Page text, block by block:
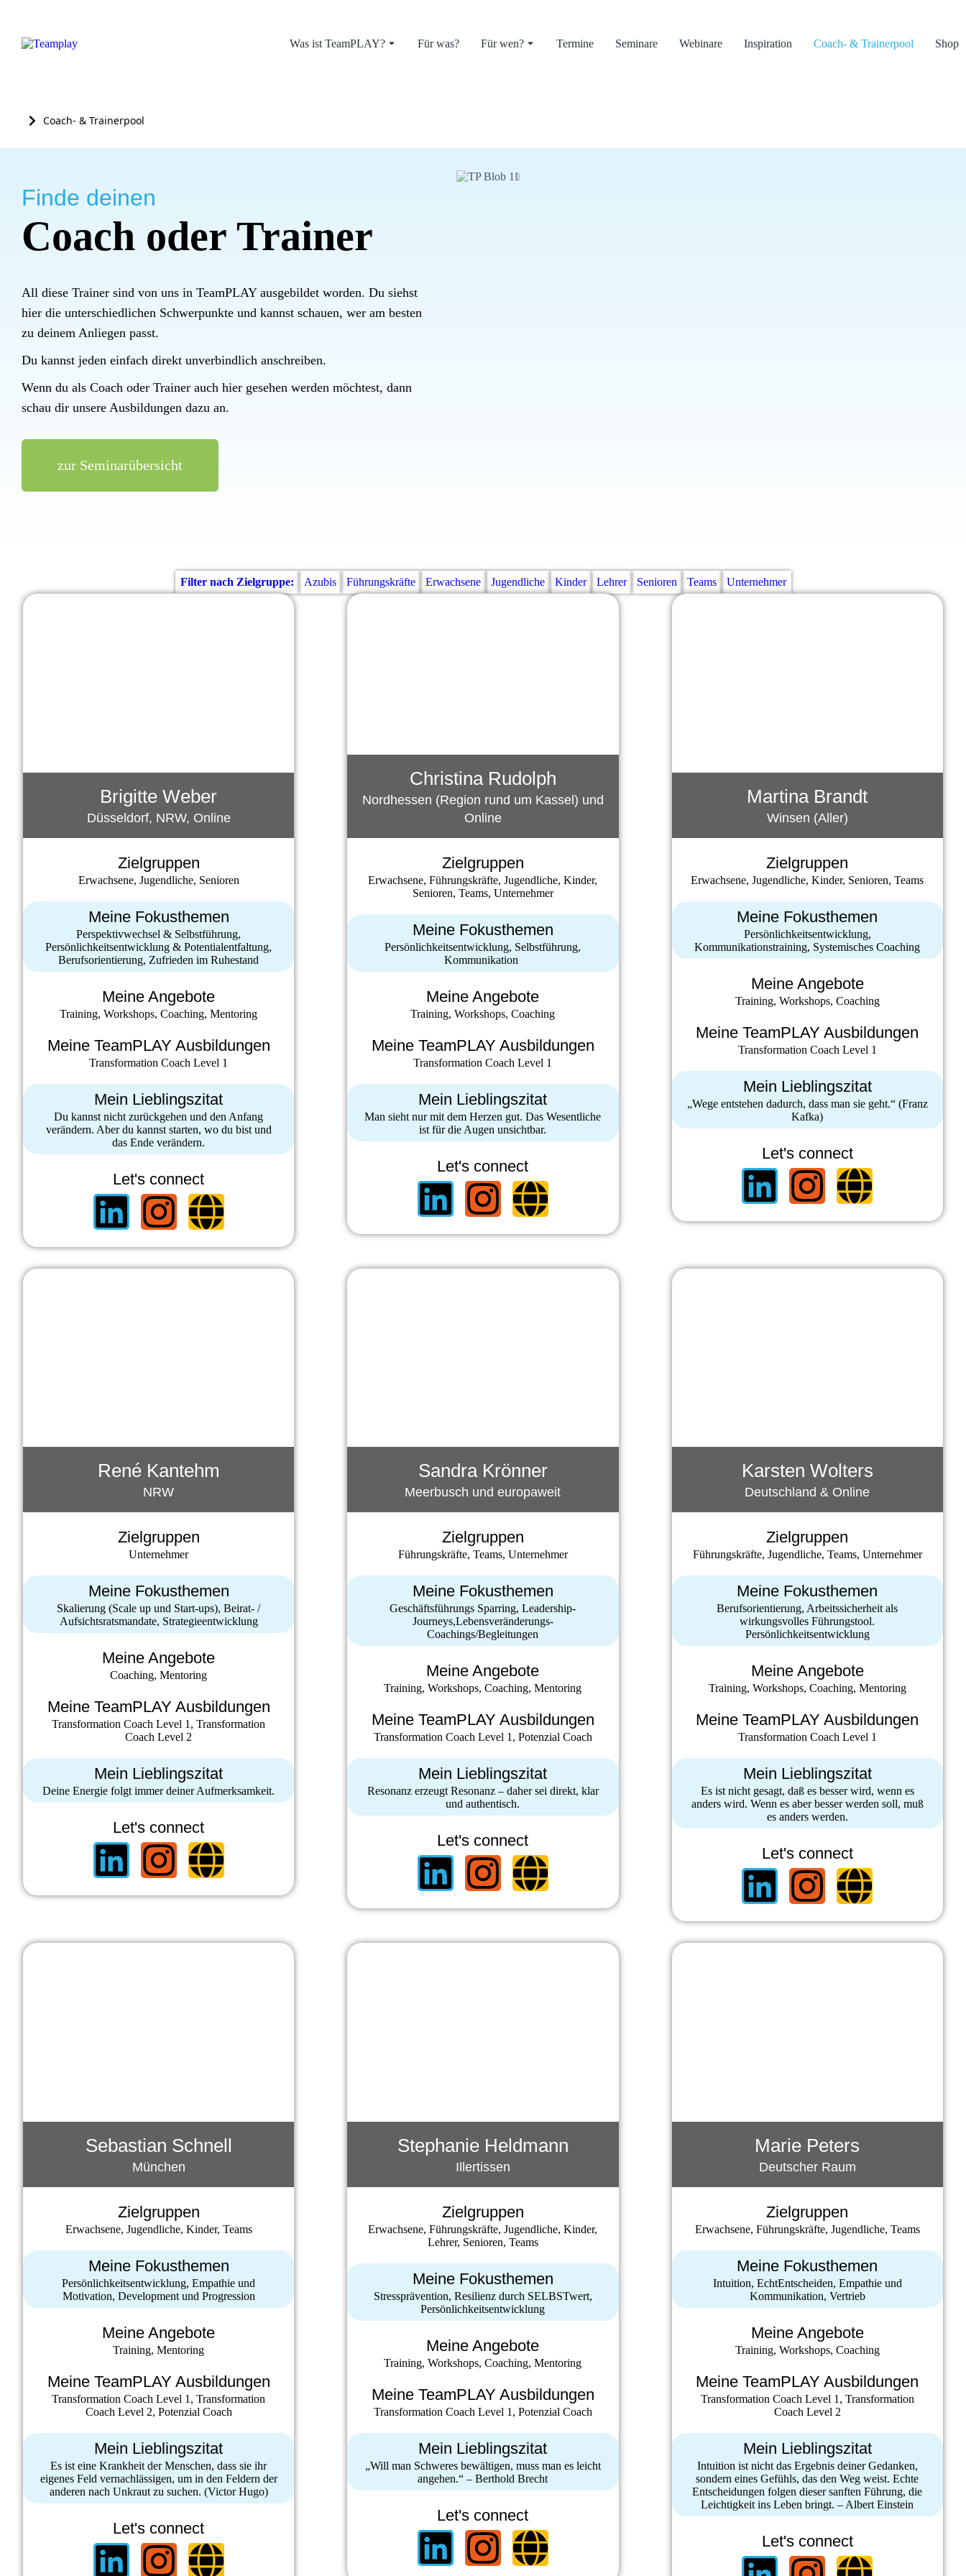
Was ist TeamPLAY? Für was? Für wen? Termine Seminare Webinare Inspiration Coach- & Trainerpool Shop
Sie befinden sich hier:
Coach- & Trainerpool
Finde deinen
Coach oder Trainer
All diese Trainer sind von uns in TeamPLAY ausgebildet worden. Du siehst
hier die unterschiedlichen Schwerpunkte und kannst schauen, wer am besten
zu deinem Anliegen passt.
Du kannst jeden einfach direkt unverbindlich anschreiben.
Wenn du als Coach oder Trainer auch hier gesehen werden möchtest, dann
schau dir unsere Ausbildungen dazu an.
zur Seminarübersicht
Filter nach Zielgruppe: Azubis Führungskräfte Erwachsene Jugendliche Kinder Lehrer Senioren Teams Unternehmer
Brigitte Weber
Düsseldorf, NRW, Online
Zielgruppen
Erwachsene, Jugendliche, Senioren
Meine Fokusthemen
Perspektivwechsel & Selbstführung,
Persönlichkeitsentwicklung & Potentialentfaltung,
Berufsorientierung, Zufrieden im Ruhestand
Meine Angebote
Training, Workshops, Coaching, Mentoring
Meine TeamPLAY Ausbildungen
Transformation Coach Level 1
Mein Lieblingszitat
Du kannst nicht zurückgehen und den Anfang
verändern. Aber du kannst starten, wo du bist und
das Ende verändern.
Let's connect
Christina Rudolph
Nordhessen (Region rund um Kassel) und
Online
Zielgruppen
Erwachsene, Führungskräfte, Jugendliche, Kinder,
Senioren, Teams, Unternehmer
Meine Fokusthemen
Persönlichkeitsentwicklung, Selbstführung,
Kommunikation
Meine Angebote
Training, Workshops, Coaching
Meine TeamPLAY Ausbildungen
Transformation Coach Level 1
Mein Lieblingszitat
Man sieht nur mit dem Herzen gut. Das Wesentliche
ist für die Augen unsichtbar.
Let's connect
Martina Brandt
Winsen (Aller)
Zielgruppen
Erwachsene, Jugendliche, Kinder, Senioren, Teams
Meine Fokusthemen
Persönlichkeitsentwicklung,
Kommunikationstraining, Systemisches Coaching
Meine Angebote
Training, Workshops, Coaching
Meine TeamPLAY Ausbildungen
Transformation Coach Level 1
Mein Lieblingszitat
„Wege entstehen dadurch, dass man sie geht.“ (Franz
Kafka)
Let's connect
René Kantehm
NRW
Zielgruppen
Unternehmer
Meine Fokusthemen
Skalierung (Scale up und Start-ups), Beirat- /
Aufsichtsratsmandate, Strategieentwicklung
Meine Angebote
Coaching, Mentoring
Meine TeamPLAY Ausbildungen
Transformation Coach Level 1, Transformation
Coach Level 2
Mein Lieblingszitat
Deine Energie folgt immer deiner Aufmerksamkeit.
Let's connect
Sandra Krönner
Meerbusch und europaweit
Zielgruppen
Führungskräfte, Teams, Unternehmer
Meine Fokusthemen
Geschäftsführungs Sparring, Leadership-
Journeys,Lebensveränderungs-
Coachings/Begleitungen
Meine Angebote
Training, Workshops, Coaching, Mentoring
Meine TeamPLAY Ausbildungen
Transformation Coach Level 1, Potenzial Coach
Mein Lieblingszitat
Resonanz erzeugt Resonanz – daher sei direkt, klar
und authentisch.
Let's connect
Karsten Wolters
Deutschland & Online
Zielgruppen
Führungskräfte, Jugendliche, Teams, Unternehmer
Meine Fokusthemen
Berufsorientierung, Arbeitssicherheit als
wirkungsvolles Führungstool.
Persönlichkeitsentwicklung
Meine Angebote
Training, Workshops, Coaching, Mentoring
Meine TeamPLAY Ausbildungen
Transformation Coach Level 1
Mein Lieblingszitat
Es ist nicht gesagt, daß es besser wird, wenn es
anders wird. Wenn es aber besser werden soll, muß
es anders werden.
Let's connect
Sebastian Schnell
München
Zielgruppen
Erwachsene, Jugendliche, Kinder, Teams
Meine Fokusthemen
Persönlichkeitsentwicklung, Empathie und
Motivation, Development und Progression
Meine Angebote
Training, Mentoring
Meine TeamPLAY Ausbildungen
Transformation Coach Level 1, Transformation
Coach Level 2, Potenzial Coach
Mein Lieblingszitat
Es ist eine Krankheit der Menschen, dass sie ihr
eigenes Feld vernachlässigen, um in den Feldern der
anderen nach Unkraut zu suchen. (Victor Hugo)
Let's connect
Stephanie Heldmann
Illertissen
Zielgruppen
Erwachsene, Führungskräfte, Jugendliche, Kinder,
Lehrer, Senioren, Teams
Meine Fokusthemen
Stressprävention, Resilienz durch SELBSTwert,
Persönlichkeitsentwicklung
Meine Angebote
Training, Workshops, Coaching, Mentoring
Meine TeamPLAY Ausbildungen
Transformation Coach Level 1, Potenzial Coach
Mein Lieblingszitat
„Will man Schweres bewältigen, muss man es leicht
angehen.“ – Berthold Brecht
Let's connect
Marie Peters
Deutscher Raum
Zielgruppen
Erwachsene, Führungskräfte, Jugendliche, Teams
Meine Fokusthemen
Intuition, EchtEntscheiden, Empathie und
Kommunikation, Vertrieb
Meine Angebote
Training, Workshops, Coaching
Meine TeamPLAY Ausbildungen
Transformation Coach Level 1, Transformation
Coach Level 2
Mein Lieblingszitat
Intuition ist nicht das Ergebnis deiner Gedanken,
sondern eines Gefühls, das den Weg weist. Echte
Entscheidungen folgen dieser sanften Führung, die
Leichtigkeit ins Leben bringt. – Albert Einstein
Let's connect